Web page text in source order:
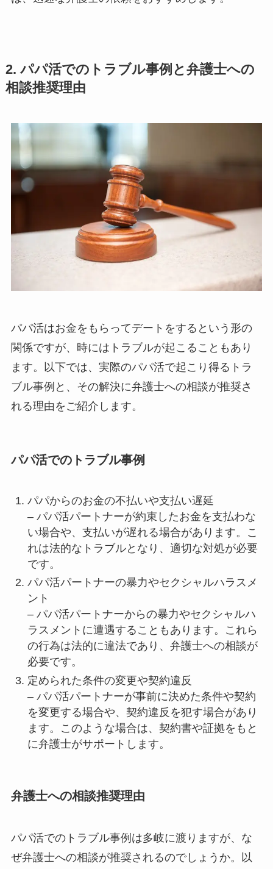
2. パパ活でのトラブル事例と弁護士への
相談推奨理由
パパ活はお金をもらってデートをするという形の
関係ですが、時にはトラブルが起こることもあり
ます。以下では、実際のパパ活で起こり得るトラ
ブル事例と、その解決に弁護士への相談が推奨さ
れる理由をご紹介します。
パパ活でのトラブル事例
パパからのお金の不払いや支払い遅延
– パパ活パートナーが約束したお金を支払わな
い場合や、支払いが遅れる場合があります。こ
れは法的なトラブルとなり、適切な対処が必要
です。
パパ活パートナーの暴力やセクシャルハラスメ
ント
– パパ活パートナーからの暴力やセクシャルハ
ラスメントに遭遇することもあります。これら
の行為は法的に違法であり、弁護士への相談が
必要です。
定められた条件の変更や契約違反
– パパ活パートナーが事前に決めた条件や契約
を変更する場合や、契約違反を犯す場合があり
ます。このような場合は、契約書や証拠をもと
に弁護士がサポートします。
弁護士への相談推奨理由
パパ活でのトラブル事例は多岐に渡りますが、な
ぜ弁護士への相談が推奨されるのでしょうか。以